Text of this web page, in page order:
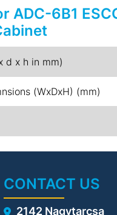
ADC-6B1
d x h in mm)
(WxDxH) (mm)
CONTACT US
2142 Nagytarcsa